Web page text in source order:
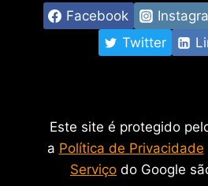
Facebook
Twitter
Este site é protegido
a Política de Privacidade
Serviço do Google